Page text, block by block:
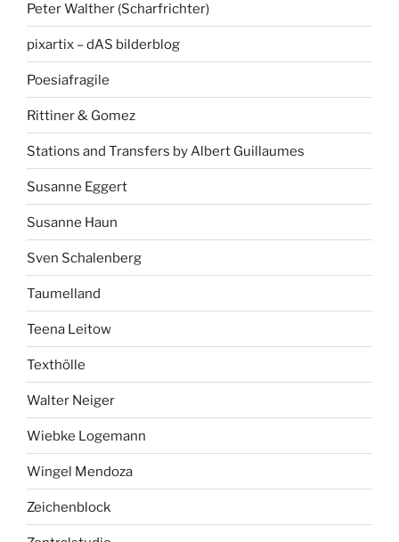
Peter Walther (Scharfrichter)
pixartix – dAS bilderblog
Poesiafragile
Rittiner & Gomez
Stations and Transfers by Albert Guillaumes
Susanne Eggert
Susanne Haun
Sven Schalenberg
Taumelland
Teena Leitow
Texthölle
Walter Neiger
Wiebke Logemann
Wingel Mendoza
Zeichenblock